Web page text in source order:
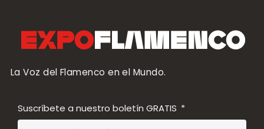
La Voz del Flamenco en el Mundo.
Suscríbete a nuestro boletín GRATIS